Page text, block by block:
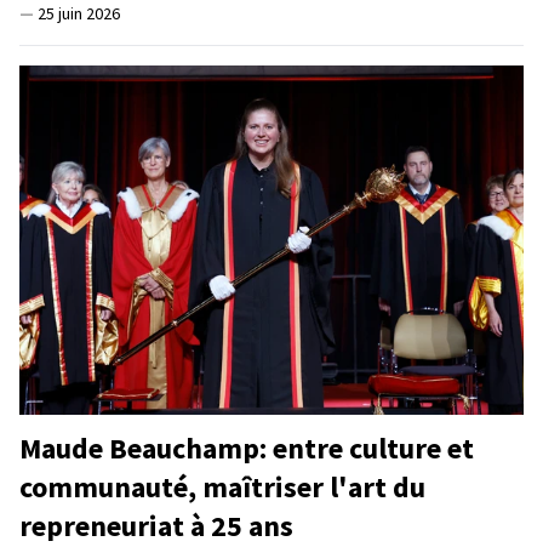
— 25 juin 2026
Maude Beauchamp: entre culture et
communauté, maîtriser l'art du
repreneuriat à 25 ans